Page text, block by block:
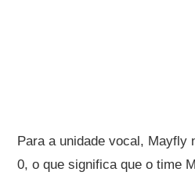
Para a unidade vocal, Mayfly
0, o que significa que o time